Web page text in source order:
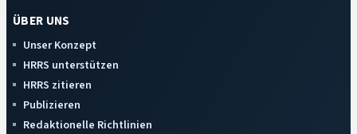
ÜBER UNS
Unser Konzept
HRRS unterstützen
HRRS zitieren
Publizieren
Redaktionelle Richtlinien